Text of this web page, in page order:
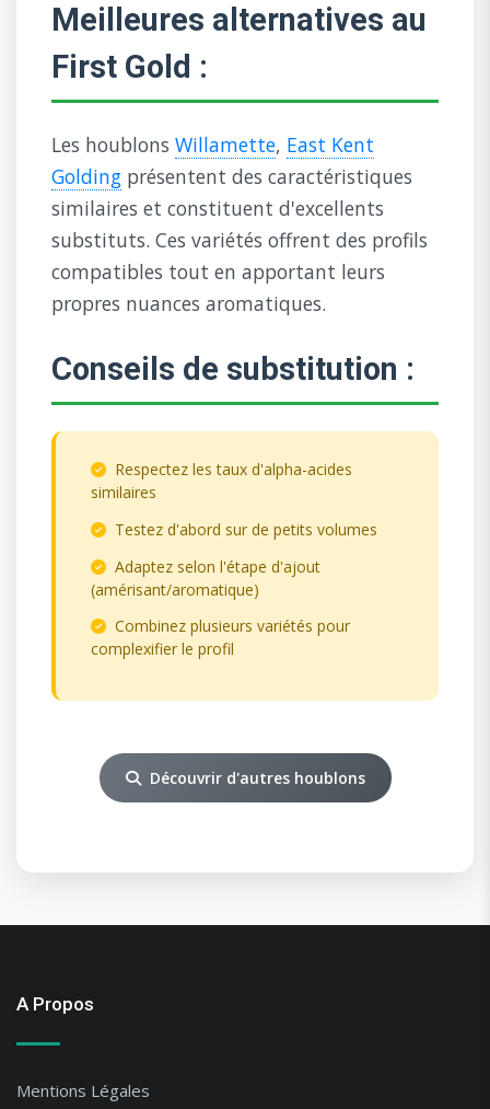
Meilleures alternatives au
First Gold :
Les houblons Willamette, East Kent
Golding présentent des caractéristiques
similaires et constituent d'excellents
substituts. Ces variétés offrent des profils
compatibles tout en apportant leurs
propres nuances aromatiques.
Conseils de substitution :
Respectez les taux d'alpha-acides
similaires
Testez d'abord sur de petits volumes
Adaptez selon l'étape d'ajout
(amérisant/aromatique)
Combinez plusieurs variétés pour
complexifier le profil
Découvrir d'autres houblons
A Propos
Mentions Légales